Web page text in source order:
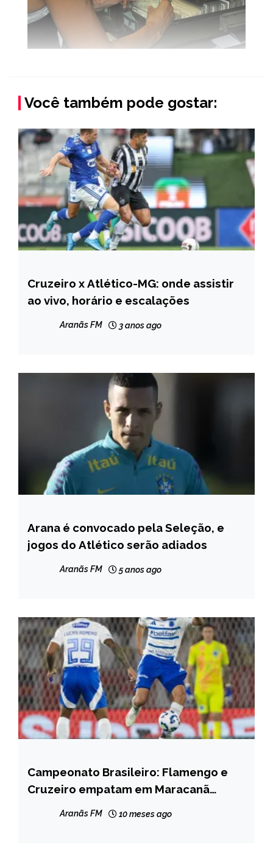
Você também pode gostar:
ESPORTES
Cruzeiro x Atlético-MG: onde assistir
ao vivo, horário e escalações
Aranãs FM 3 anos ago
ESPORTES
NOTÍCIAS
Arana é convocado pela Seleção, e
jogos do Atlético serão adiados
Aranãs FM 5 anos ago
ESPORTES
NOTÍCIAS
Campeonato Brasileiro: Flamengo e
Cruzeiro empatam em Maracanã
Aranãs FM 10 meses ago